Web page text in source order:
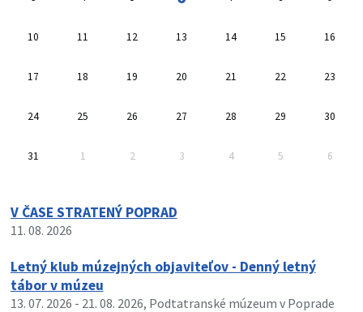
10 11 12 13 14 15 16
17 18 19 20 21 22 23
24 25 26 27 28 29 30
31 1 2 3 4 5 6
V ČASE STRATENÝ POPRAD
11. 08. 2026
Letný klub múzejných objaviteľov - Denný letný
tábor v múzeu
13. 07. 2026 - 21. 08. 2026, Podtatranské múzeum v Poprade